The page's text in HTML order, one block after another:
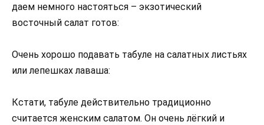
даем немного настояться – экзотический
восточный салат готов:
Очень хорошо подавать табуле на салатных листьях
или лепешках лаваша:
Кстати, табуле действительно традиционно
считается женским салатом. Он очень лёгкий и